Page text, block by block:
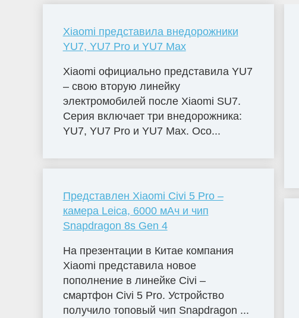
Xiaomi представила внедорожники
YU7, YU7 Pro и YU7 Max
Xiaomi официально представила YU7
– свою вторую линейку
электромобилей после Xiaomi SU7.
Серия включает три внедорожника:
YU7, YU7 Pro и YU7 Max. Осо...
Представлен Xiaomi Civi 5 Pro –
камера Leica, 6000 мАч и чип
Snapdragon 8s Gen 4
На презентации в Китае компания
Xiaomi представила новое
пополнение в линейке Civi –
смартфон Civi 5 Pro. Устройство
получило топовый чип Snapdragon ...